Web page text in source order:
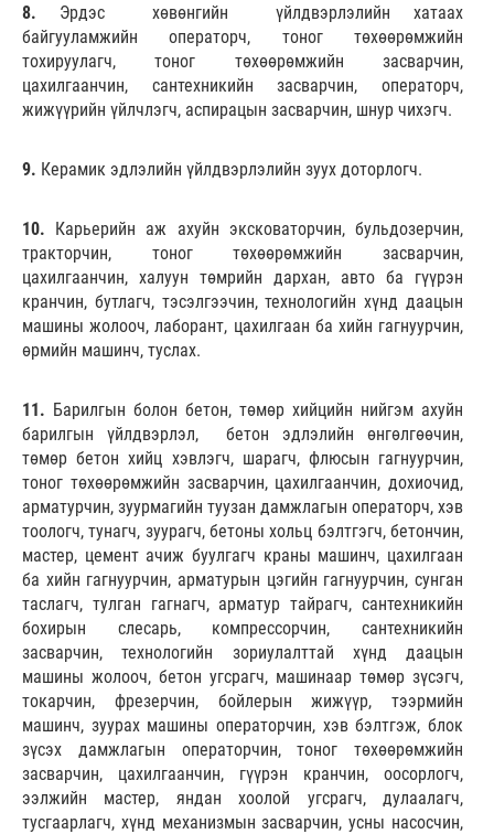
8. Эрдэс хөвөнгийн үйлдвэрлэлийн хатаах
байгууламжийн операторч, тоног төхөөрөмжийн
тохируулагч, тоног төхөөрөмжийн засварчин,
цахилгаанчин, сантехникийн засварчин, операторч,
жижүүрийн үйлчлэгч, аспирацын засварчин, шнур чихэгч.
9. Керамик эдлэлийн үйлдвэрлэлийн зуух доторлогч.
10. Карьерийн аж ахуйн эксковаторчин, бульдозерчин,
тракторчин, тоног төхөөрөмжийн засварчин,
цахилгаанчин, халуун төмрийн дархан, авто ба гүүрэн
кранчин, бутлагч, тэсэлгээчин, технологийн хүнд даацын
машины жолооч, лаборант, цахилгаан ба хийн гагнуурчин,
өрмийн машинч, туслах.
11. Барилгын болон бетон, төмөр хийцийн нийгэм ахуйн
барилгын үйлдвэрлэл, бетон эдлэлийн өнгөлгөөчин,
төмөр бетон хийц хэвлэгч, шарагч, флюсын гагнуурчин,
тоног төхөөрөмжийн засварчин, цахилгаанчин, дохиочид,
арматурчин, зуурмагийн туузан дамжлагын операторч, хэв
тоологч, тунагч, зуурагч, бетоны хольц бэлтгэгч, бетончин,
мастер, цемент ачиж буулгагч краны машинч, цахилгаан
ба хийн гагнуурчин, арматурын цэгийн гагнуурчин, сунган
таслагч, тулган гагнагч, арматур тайрагч, сантехникийн
бохирын слесарь, компрессорчин, сантехникийн
засварчин, технологийн зориулалттай хүнд даацын
машины жолооч, бетон угсрагч, машинаар төмөр зүсэгч,
токарчин, фрезерчин, бойлерын жижүүр, тээрмийн
машинч, зуурах машины операторчин, хэв бэлтгэж, блок
зүсэх дамжлагын операторчин, тоног төхөөрөмжийн
засварчин, цахилгаанчин, гүүрэн кранчин, оосорлогч,
ээлжийн мастер, яндан хоолой угсрагч, дулаалагч,
тусгаарлагч, хүнд механизмын засварчин, усны насосчин,